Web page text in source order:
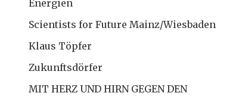
Energien
Scientists for Future Mainz/Wiesbaden
Klaus Töpfer
Zukunftsdörfer
MIT HERZ UND HIRN GEGEN DEN